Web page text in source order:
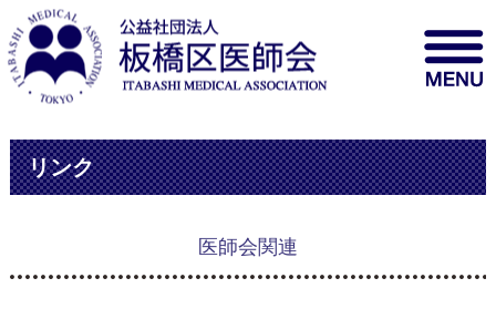
リンク
医師会関連